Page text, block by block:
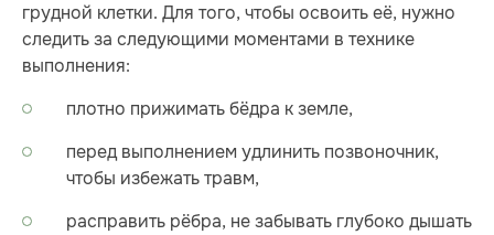
грудной клетки. Для того, чтобы освоить её, нужно
следить за следующими моментами в технике
выполнения:
плотно прижимать бёдра к земле,
перед выполнением удлинить позвоночник,
чтобы избежать травм,
расправить рёбра, не забывать глубоко дышать